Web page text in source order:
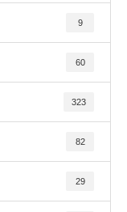
9
60
323
82
29